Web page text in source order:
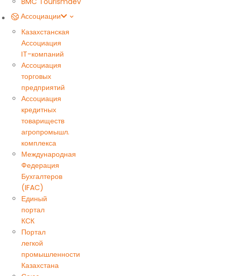
Ассоциации
Казахстанская
Ассоциация
IT-компаний
Ассоциация
торговых
предприятий
Ассоциация
кредитных
товариществ
агропромышл.
комплекса
Международная
Федерация
Бухгалтеров
(IFAC)
Единый
портал
КСК
Портал
легкой
промышленности
Казахстана